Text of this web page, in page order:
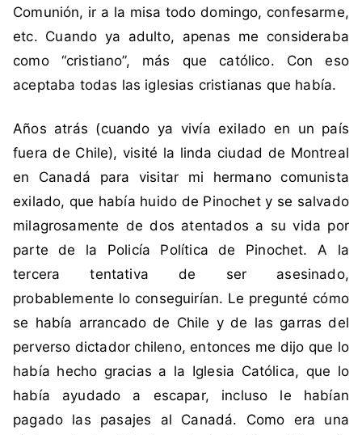
s
i
a
ó
l
i
,
N
u
e
C
o
n
s
Comunión, ir a la misa todo domingo, confesarme,
etc. Cuando ya adulto, apenas me consideraba
como “cristiano”, más que católico. Con eso
aceptaba todas las iglesias cristianas que había.
Años atrás (cuando ya vivía exilado en un país
fuera de Chile), visité la linda ciudad de Montreal
en Canadá para visitar mi hermano comunista
exilado, que había huido de Pinochet y se salvado
milagrosamente de dos atentados a su vida por
parte de la Policía Política de Pinochet. A la
tercera tentativa de ser asesinado,
probablemente lo conseguirían. Le pregunté cómo
se había arrancado de Chile y de las garras del
perverso dictador chileno, entonces me dijo que lo
había hecho gracias a la Iglesia Católica, que lo
había ayudado a escapar, incluso le habían
pagado las pasajes al Canadá. Como era una